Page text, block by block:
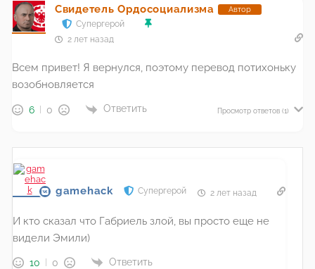
Свидетель Ордосоциализма Автор
Супергерой
2 лет назад
Всем привет! Я вернулся, поэтому перевод потихоньку
возобновляется
6 0 Ответить Просмотр ответов (1)
gamehack Супергерой 2 лет назад
И кто сказал что Габриель злой, вы просто еще не
видели Эмили)
10 0 Ответить